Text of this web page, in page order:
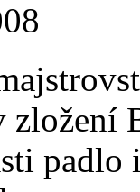
zložení
padlo